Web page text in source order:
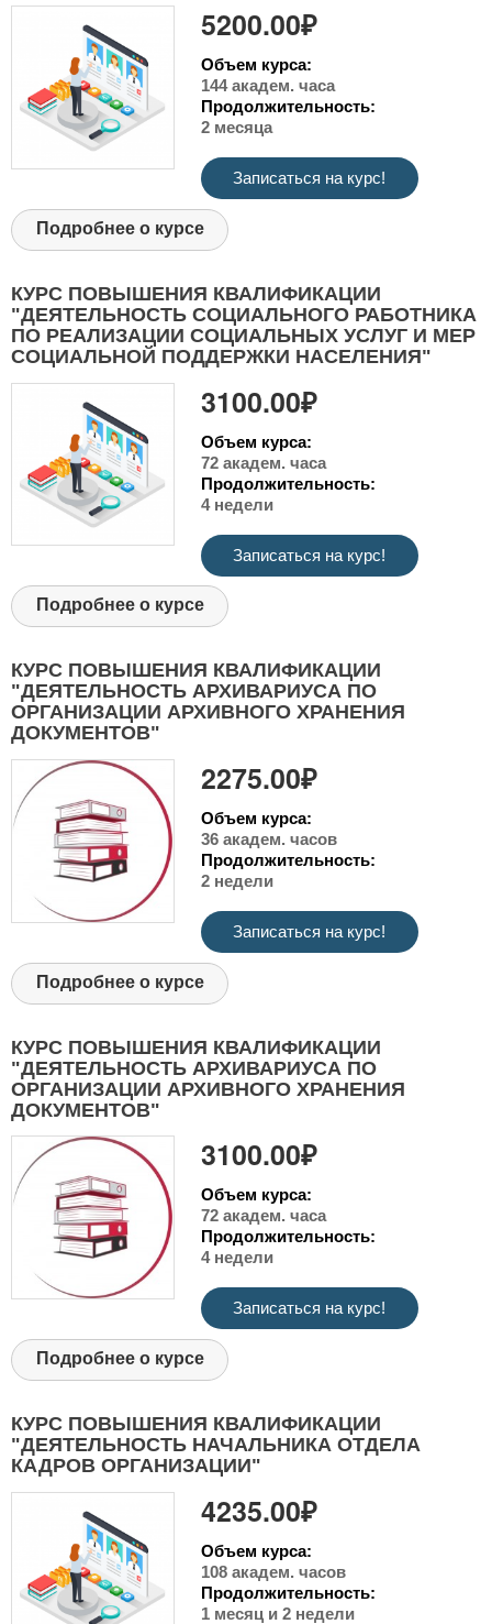
5200.00₽
Объем курса:
144 академ. часа
Продолжительность:
2 месяца
Записаться на курс!
Подробнее о курсе
КУРС ПОВЫШЕНИЯ КВАЛИФИКАЦИИ
"ДЕЯТЕЛЬНОСТЬ СОЦИАЛЬНОГО РАБОТНИКА
ПО РЕАЛИЗАЦИИ СОЦИАЛЬНЫХ УСЛУГ И МЕР
СОЦИАЛЬНОЙ ПОДДЕРЖКИ НАСЕЛЕНИЯ"
3100.00₽
Объем курса:
72 академ. часа
Продолжительность:
4 недели
Записаться на курс!
Подробнее о курсе
КУРС ПОВЫШЕНИЯ КВАЛИФИКАЦИИ
"ДЕЯТЕЛЬНОСТЬ АРХИВАРИУСА ПО
ОРГАНИЗАЦИИ АРХИВНОГО ХРАНЕНИЯ
ДОКУМЕНТОВ"
2275.00₽
Объем курса:
36 академ. часов
Продолжительность:
2 недели
Записаться на курс!
Подробнее о курсе
КУРС ПОВЫШЕНИЯ КВАЛИФИКАЦИИ
"ДЕЯТЕЛЬНОСТЬ АРХИВАРИУСА ПО
ОРГАНИЗАЦИИ АРХИВНОГО ХРАНЕНИЯ
ДОКУМЕНТОВ"
3100.00₽
Объем курса:
72 академ. часа
Продолжительность:
4 недели
Записаться на курс!
Подробнее о курсе
КУРС ПОВЫШЕНИЯ КВАЛИФИКАЦИИ
"ДЕЯТЕЛЬНОСТЬ НАЧАЛЬНИКА ОТДЕЛА
КАДРОВ ОРГАНИЗАЦИИ"
4235.00₽
Объем курса:
108 академ. часов
Продолжительность:
1 месяц и 2 недели